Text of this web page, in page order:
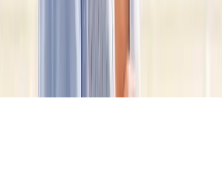
Conciertos en Monterrey. Todos los derechos reservados.